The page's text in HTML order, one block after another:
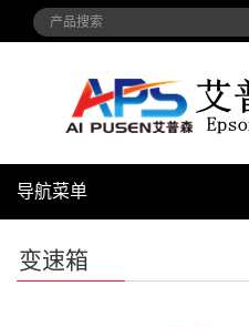
导航菜单
变速箱